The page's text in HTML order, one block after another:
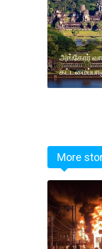
அங்கோர்
More